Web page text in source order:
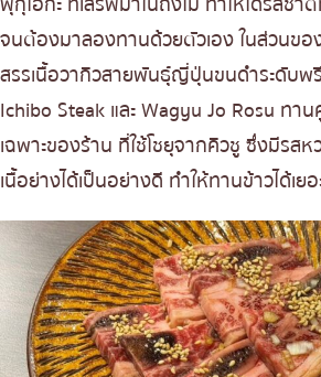
อื่นๆ
จนต้องมาลองทานด้วยตัวเอง ในส่วนขอ
สรรเนื้อวากิวสายพันธุ์ญี่ปุ่นขนดำระดับพ
Ichibo Steak และ Wagyu Jo Rosu ท
เฉพาะของร้าน ที่ใช้โชยุจากคิวชู ซึ่งมีรส
เนื้อย่างได้เป็นอย่างดี ทำให้ทานข้าวได้เย